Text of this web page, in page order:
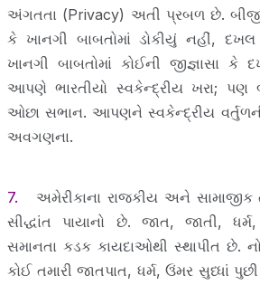
અંગતતા (Privacy) અતી પ્રબળ છે.
કે ખાનગી બાબતોમાં ડોકીયું નહીં, દખલ
ખાનગી બાબતોમાં કોઈની જીજ્ઞાસા
આપણે ભારતીયો સ્વકેન્દ્રીય ખરા; પણ
ઓછા સભાન. આપણને સ્વકેન્દ્રીય વર્તુળની
અવગણના.
7. અમેરીકાના રાજકીય અને સામાજીક
સીદ્ધાંત પાયાનો છે. જાત, જાતી,
સમાનતા કડક કાયદાઓથી સ્થાપીત છે.
કોઈ તમારી જાતપાત, ધર્મ, ઉંમર સુધ્ધાં